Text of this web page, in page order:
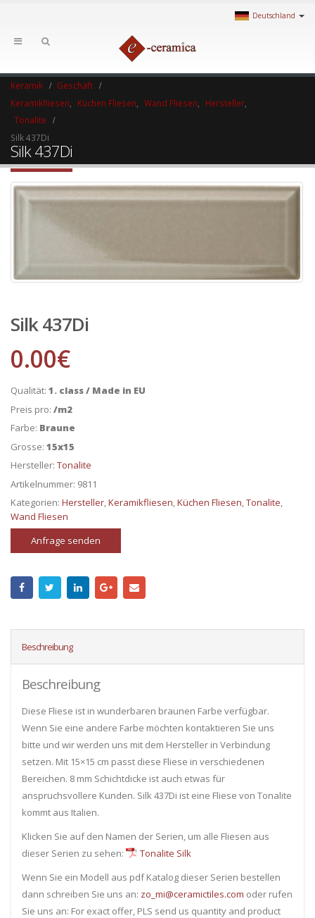
Deutschland
Keramik
Geschäft
Keramikfliesen
Küchen Fliesen Wand Fliesen Hersteller
Tonalite
Silk 437Di
Silk 437Di
Silk 437Di
0.00€
Qualität: 1. class / Made in EU
Preis pro: /m2
Farbe: Braune
Grosse: 15x15
Hersteller: Tonalite
Artikelnummer: 9811
Kategorien: Hersteller,Keramikfliesen,Küchen Fliesen,Tonalite,
Wand Fliesen
Anfrage senden
Beschreibung
Beschreibung
Diese Fliese ist in wunderbaren braunen Farbe verfügbar.
Wenn Sie eine andere Farbe möchten kontaktieren Sie uns
bitte und wir werden uns mit dem Hersteller in Verbindung
setzen. Mit 15×15 cm passt diese Fliese in verschiedenen
Bereichen. 8 mm Schichtdicke ist auch etwas für
anspruchsvollere Kunden. Silk 437Di ist eine Fliese von Tonalite
kommt aus Italien.
Klicken Sie auf den Namen der Serien, um alle Fliesen ​​aus
dieser Serien zu sehen:
Tonalite Silk
Wenn Sie ein Modell aus pdf Katalog dieser Serien bestellen
dann schreiben Sie uns an: zo_mi@ceramictiles.com oder rufen
Sie uns an: For exact offer, PLS send us quantity and product